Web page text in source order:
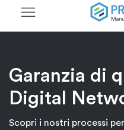
menu
Garanzia di
Digital
Scopri i nostri processi